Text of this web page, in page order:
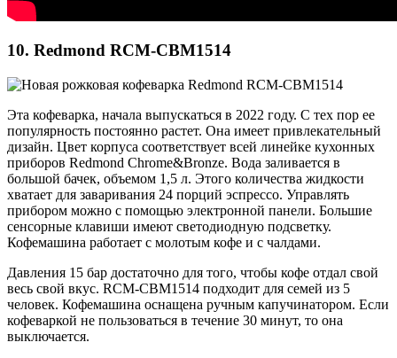
10. Redmond RCM-CBM1514
Эта кофеварка, начала выпускаться в 2022 году. С тех пор ее
популярность постоянно растет. Она имеет привлекательный
дизайн. Цвет корпуса соответствует всей линейке кухонных
приборов Redmond Chrome&Bronze. Вода заливается в
большой бачек, объемом 1,5 л. Этого количества жидкости
хватает для заваривания 24 порций эспрессо. Управлять
прибором можно с помощью электронной панели. Большие
сенсорные клавиши имеют светодиодную подсветку.
Кофемашина работает с молотым кофе и с чалдами.
Давления 15 бар достаточно для того, чтобы кофе отдал свой
весь свой вкус. RCM-CBM1514 подходит для семей из 5
человек. Кофемашина оснащена ручным капучинатором. Если
кофеваркой не пользоваться в течение 30 минут, то она
выключается.